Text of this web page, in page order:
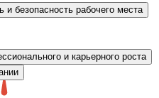
и безопасность рабочего места
и карьерного роста